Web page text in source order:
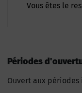
Vous êtes le
Périodes
Ouvert aux